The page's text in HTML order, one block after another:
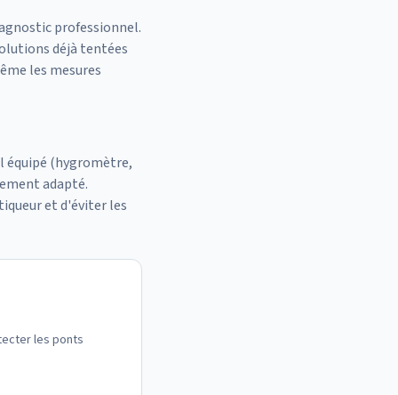
professionnel.
déjà tentées
les mesures
équipé (hygromètre,
adapté.
et d'éviter les
les ponts